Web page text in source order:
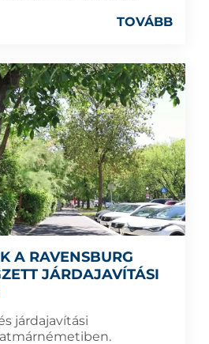
TOVÁBB
A RAVENSBURG
JÁRDAJAVÍTÁSI
járdajavítási